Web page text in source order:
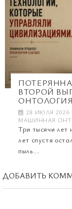
ВТОРОЙ
28 ИЮЛЯ 2026
МАШИННАЯ
Три тысячи лет
лет спустя
пыль....
ДОБАВИТЬ